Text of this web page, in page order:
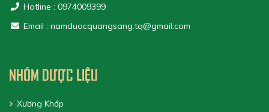
Hotline : 0974009399
Email : namduocquangsang.tq@gmail.com
NHÓM DƯỢC LIỆU
Xương Khớp